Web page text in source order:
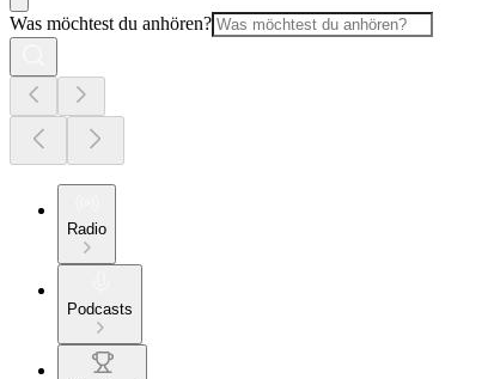
Was möchtest du anhören?
Radio
Podcasts